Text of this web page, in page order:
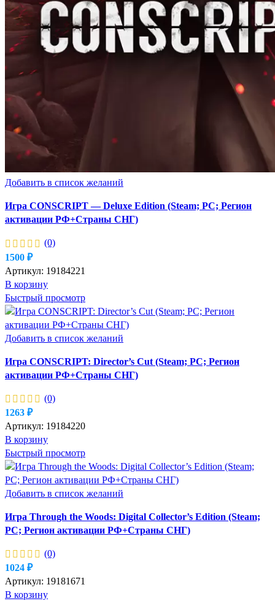
Добавить в список желаний
Игра CONSCRIPT — Deluxe Edition (Steam; PC; Регион
активации РФ+Страны СНГ)
(0)
1500 ₽
Артикул: 19184221
В корзину
Быстрый просмотр
Добавить в список желаний
Игра CONSCRIPT: Director’s Cut (Steam; PC; Регион
активации РФ+Страны СНГ)
(0)
1263 ₽
Артикул: 19184220
В корзину
Быстрый просмотр
Добавить в список желаний
Игра Through the Woods: Digital Collector’s Edition (Steam;
PC; Регион активации РФ+Страны СНГ)
(0)
1024 ₽
Артикул: 19181671
В корзину